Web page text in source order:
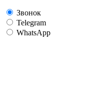
Звонок
Telegram
WhatsApp